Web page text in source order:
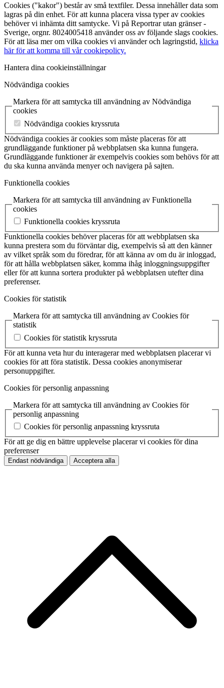
Cookies ("kakor") består av små textfiler. Dessa innehåller data som
lagras på din enhet. För att kunna placera vissa typer av cookies
behöver vi inhämta ditt samtycke. Vi på Reportrar utan gränser -
Sverige, orgnr. 8024005418 använder oss av följande slags cookies.
För att läsa mer om vilka cookies vi använder och lagringstid, klicka
här för att komma till vår cookiepolicy.
Hantera dina cookieinställningar
Nödvändiga cookies
Markera för att samtycka till användning av Nödvändiga
cookies
Nödvändiga cookies kryssruta
Nödvändiga cookies är cookies som måste placeras för att
grundläggande funktioner på webbplatsen ska kunna fungera.
Grundläggande funktioner är exempelvis cookies som behövs för att
du ska kunna använda menyer och navigera på sajten.
Funktionella cookies
Markera för att samtycka till användning av Funktionella
cookies
Funktionella cookies kryssruta
Funktionella cookies behöver placeras för att webbplatsen ska
kunna prestera som du förväntar dig, exempelvis så att den känner
av vilket språk som du föredrar, för att känna av om du är inloggad,
för att hålla webbplatsen säker, komma ihåg inloggningsuppgifter
eller för att kunna sortera produkter på webbplatsen utefter dina
preferenser.
Cookies för statistik
Markera för att samtycka till användning av Cookies för
statistik
Cookies för statistik kryssruta
För att kunna veta hur du interagerar med webbplatsen placerar vi
cookies för att föra statistik. Dessa cookies anonymiserar
personuppgifter.
Cookies för personlig anpassning
Markera för att samtycka till användning av Cookies för
personlig anpassning
Cookies för personlig anpassning kryssruta
För att ge dig en bättre upplevelse placerar vi cookies för dina
preferenser
Endast nödvändiga Acceptera alla